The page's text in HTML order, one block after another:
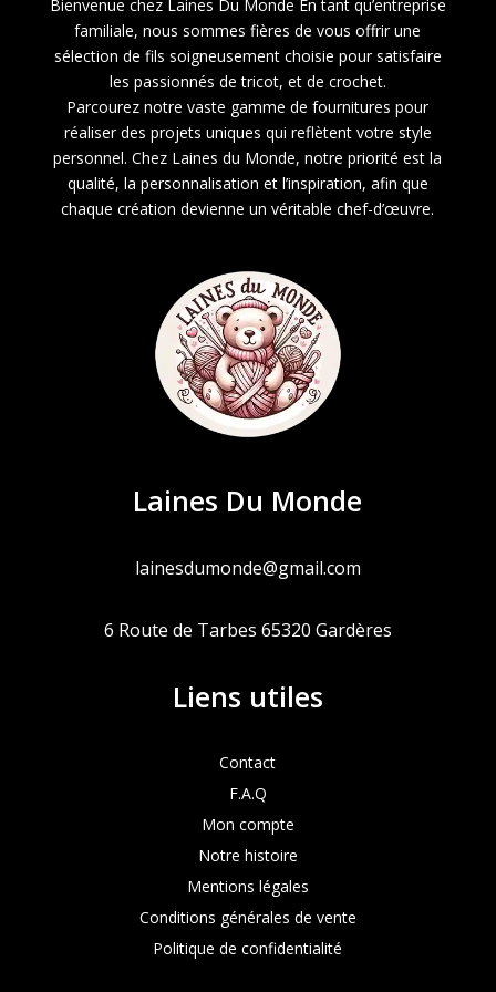
Bienvenue chez Laines Du Monde En tant qu’entreprise
familiale, nous sommes fières de vous offrir une
sélection de fils soigneusement choisie pour satisfaire
les passionnés de tricot, et de crochet.
Parcourez notre vaste gamme de fournitures pour
réaliser des projets uniques qui reflètent votre style
personnel. Chez Laines du Monde, notre priorité est la
qualité, la personnalisation et l’inspiration, afin que
chaque création devienne un véritable chef-d’œuvre.
Laines Du Monde
lainesdumonde@gmail.com
6 Route de Tarbes 65320 Gardères
Liens utiles
Contact
F.A.Q
Mon compte
Notre histoire
Mentions légales
Conditions générales de vente
Politique de confidentialité